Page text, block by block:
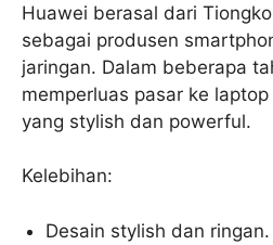
Huawei berasal dari
sebagai produsen
jaringan. Dalam beberapa
memperluas pasar ke
yang stylish dan powerful.
Kelebihan:
Desain stylish dan ringan.